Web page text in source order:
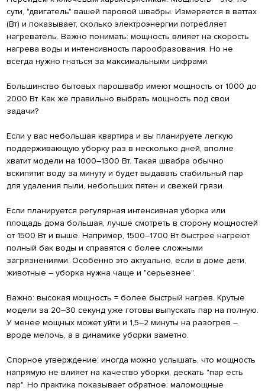
сути, "двигатель" вашей паровой швабры. Измеряется в ваттах
(Вт) и показывает, сколько электроэнергии потребляет
нагреватель. Важно понимать: мощность влияет на скорость
нагрева воды и интенсивность парообразования. Но не
всегда нужно гнаться за максимальными цифрами.
Большинство бытовых парошвабр имеют мощность от 1000 до
2000 Вт. Как же правильно выбрать мощность под свои
задачи?
Если у вас небольшая квартира и вы планируете легкую
поддерживающую уборку раз в несколько дней, вполне
хватит модели на 1000–1300 Вт. Такая швабра обычно
вскипятит воду за минуту и будет выдавать стабильный пар
для удаления пыли, небольших пятен и свежей грязи.
Если планируется регулярная интенсивная уборка или
площадь дома большая, лучше смотреть в сторону мощностей
от 1500 Вт и выше. Например, 1500–1700 Вт быстрее нагреют
полный бак воды и справятся с более сложными
загрязнениями. Особенно это актуально, если в доме дети,
животные – уборка нужна чаще и "серьезнее".
Важно: высокая мощность = более быстрый нагрев. Крутые
модели за 20–30 секунд уже готовы выпускать пар на полную.
У менее мощных может уйти и 1,5–2 минуты на разогрев –
вроде мелочь, а в динамике уборки заметно.
Спорное утверждение: иногда можно услышать, что мощность
напрямую не влияет на качество уборки, дескать "пар есть
пар". Но практика показывает обратное: маломощные